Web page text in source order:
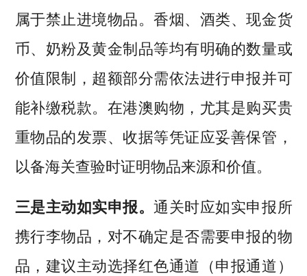
属于禁止进境物品。香烟、酒类、现金货
币、奶粉及黄金制品等均有明确的数量或
价值限制，超额部分需依法进行申报并可
能补缴税款。在港澳购物，尤其是购买贵
重物品的发票、收据等凭证应妥善保管，
以备海关查验时证明物品来源和价值。
三是主动如实申报。通关时应如实申报所
携行李物品，对不确定是否需要申报的物
品，建议主动选择红色通道（申报通道）